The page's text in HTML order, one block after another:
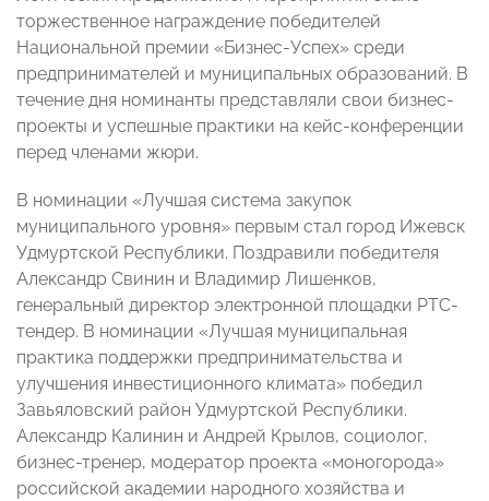
торжественное награждение победителей
Национальной премии «Бизнес-Успех» среди
предпринимателей и муниципальных образований. В
течение дня номинанты представляли свои бизнес-
проекты и успешные практики на кейс-конференции
перед членами жюри.
В номинации «Лучшая система закупок
муниципального уровня» первым стал город Ижевск
Удмуртской Республики. Поздравили победителя
Александр Свинин и Владимир Лишенков,
генеральный директор электронной площадки РТС-
тендер. В номинации «Лучшая муниципальная
практика поддержки предпринимательства и
улучшения инвестиционного климата» победил
Завьяловский район Удмуртской Республики.
Александр Калинин и Андрей Крылов, социолог,
бизнес-тренер, модератор проекта «моногорода»
российской академии народного хозяйства и